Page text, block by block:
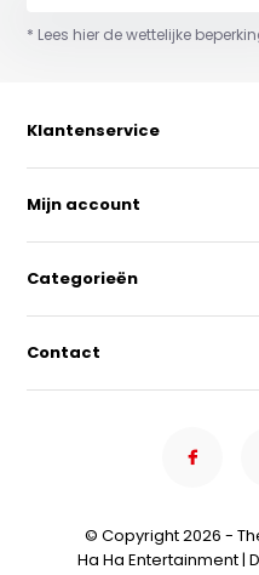
* Lees hier de wettelijke
Klantenservice
Mijn account
Categorieën
Contact
© Copyright 2026 -
Ha Ha Entertainment |